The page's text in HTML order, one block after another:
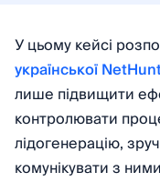
У цьому кейсі
української
лише підвищити
контролювати
лідогенерацію,
комунікувати з